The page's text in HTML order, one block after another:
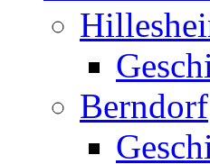
Berndorf